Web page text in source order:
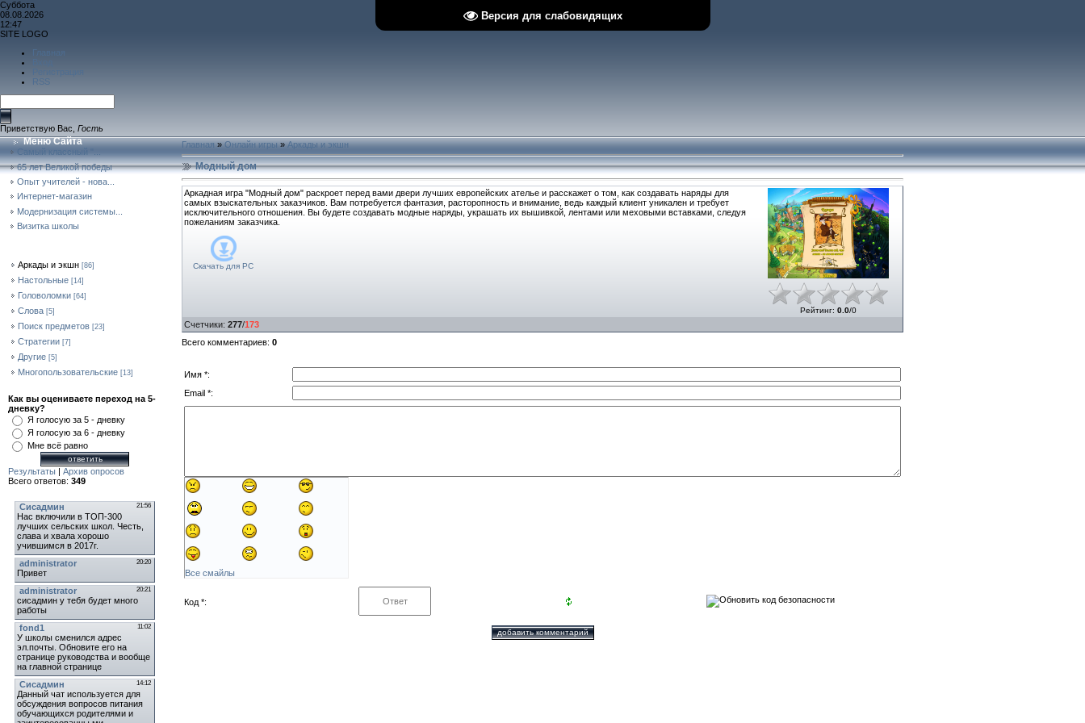
Версия для слабовидящих
Суббота
08.08.2026
12:47
SITE LOGO
Главная
RSS
Приветствую Вас Гость
Меню Сайта
Самый классный "...
65 лет Великой победы
Опыт учителей - нова...
Интернет-магазин
Модернизация системы...
Визитка школы
Аркады и экшн [86]
Настольные [14]
Головоломки [64]
Слова [5]
Поиск предметов [23]
Стратегии [7]
Другие [5]
Многопользовательские [13]
Как вы оцениваете переход на 5-
дневку?
Я голосую за 5 - дневку
Я голосую за 6 - дневку
Мне всё равно
Результаты | Архив опросов
Всего ответов: 349
Главная»Онлайн игры»Аркады и экшн
Модный дом
Аркадная игра "Модный дом" раскроет перед вами двери лучших европейских ателье и расскажет о том, как создавать наряды для
самых взыскательных заказчиков. Вам потребуется фантазия, расторопность и внимание, ведь каждый клиент уникален и требует
исключительного отношения. Вы будете создавать модные наряды, украшать их вышивкой, лентами или меховыми вставками, следуя
пожеланиям заказчика.
Скачать для PC
Рейтинг: 0.0/0
Счетчики: 277/173
Всего комментариев: 0
Имя *:
Email *:
Все смайлы
Код *: